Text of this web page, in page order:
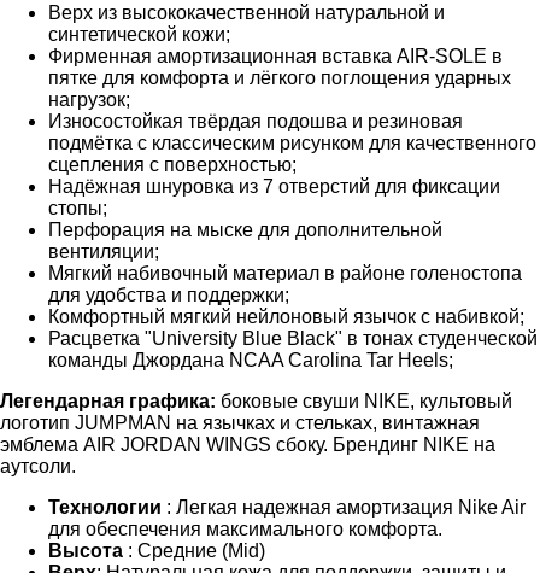
Верх из высококачественной натуральной и
синтетической кожи;
Фирменная амортизационная вставка AIR-SOLE в
пятке для комфорта и лёгкого поглощения ударных
нагрузок;
Износостойкая твёрдая подошва и резиновая
подмётка с классическим рисунком для качественного
сцепления с поверхностью;
Надёжная шнуровка из 7 отверстий для фиксации
стопы;
Перфорация на мыске для дополнительной
вентиляции;
Мягкий набивочный материал в районе голеностопа
для удобства и поддержки;
Комфортный мягкий нейлоновый язычок с набивкой;
Расцветка "University Blue Black" в тонах студенческой
команды Джордана NCAA Carolina Tar Heels;
Легендарная графика: боковые свуши NIKE, культовый
логотип JUMPMAN на язычках и стельках, винтажная
эмблема AIR JORDAN WINGS сбоку. Брендинг NIKE на
аутсоли.
Технологии : Легкая надежная амортизация Nike Air
для обеспечения максимального комфорта.
Высота : Средние (Mid)